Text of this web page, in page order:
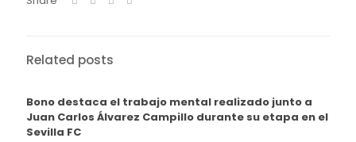
Related posts
Bono destaca el trabajo mental realizado junto a
Juan Carlos Álvarez Campillo durante su etapa en el
Sevilla FC